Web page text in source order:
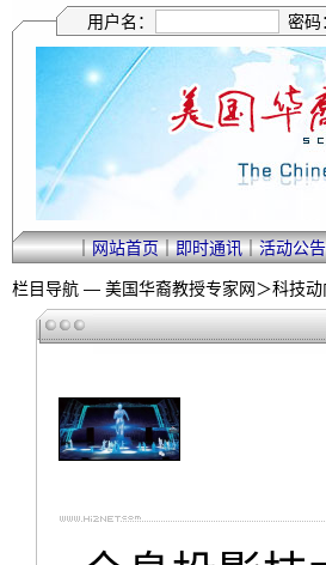
用户名： 密码
｜网站首页｜即时通讯｜活动公告
栏目导航 — 美国华裔教授专家网＞科技动